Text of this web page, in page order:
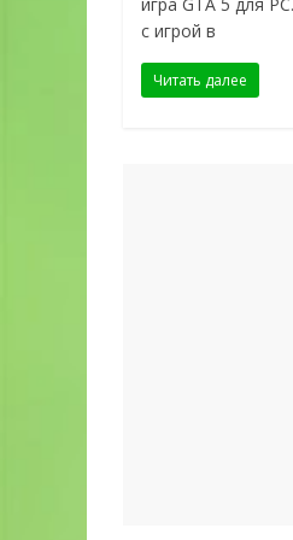
с игрой в
Читать далее